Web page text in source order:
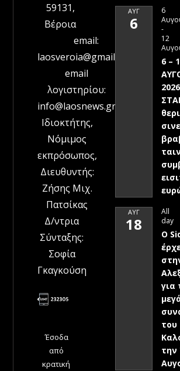
59131,
Βέροια
email:
laosveroia@gmail.com
email
λογιστηρίου:
info@laosnews.gr
Ιδιοκτήτης,
Νόμιμος
εκπρόσωπος,
Διευθυντής:
Ζήσης Μιχ.
Πατσίκας
Δ/ντρια
Σύνταξης:
Σοφία
Γκαγκούση
Έσοδα
από
κρατική
ΑΥΓ
6
6
-
12
6 –
ΑΥΓ
18
All
day
Ο
για
του
την